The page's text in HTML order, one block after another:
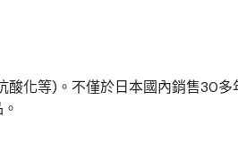
酸化等)。不僅於日本國內銷售30多